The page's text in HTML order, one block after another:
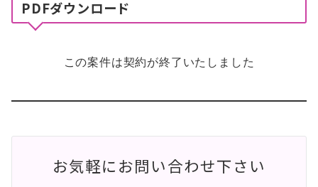
PDFダウンロード
この案件は契約が終了いたしました
お気軽にお問い合わせ下さい